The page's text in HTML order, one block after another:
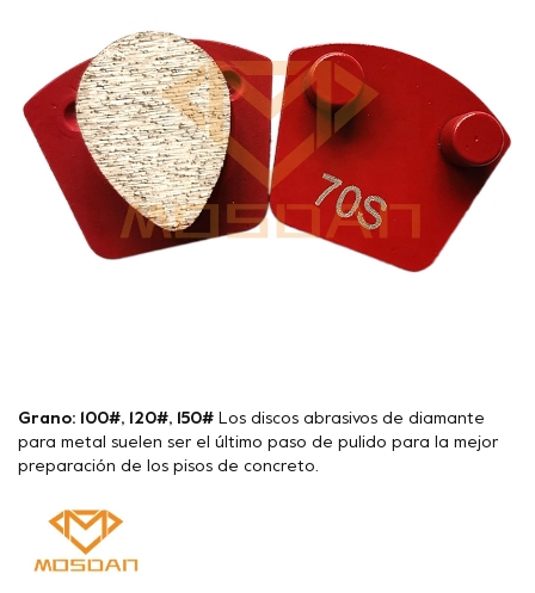
Grano: 100#, 120#, 150#
Los discos abrasivos de diamante
para metal suelen ser el último paso de pulido para la mejor
preparación de los pisos de concreto.